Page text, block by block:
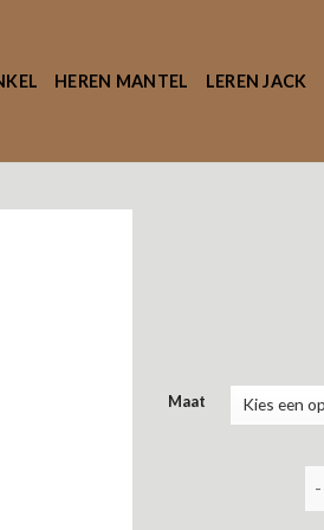
HEREN MANTEL LEREN JACK
Maat